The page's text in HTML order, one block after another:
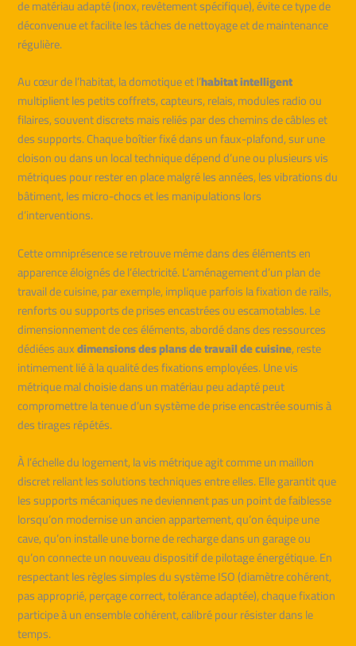
de matériau adapté (inox, revêtement spécifique), évite ce type de
déconvenue et facilite les tâches de nettoyage et de maintenance
régulière.
Au cœur de l’habitat, la domotique et l’habitat intelligent
multiplient les petits coffrets, capteurs, relais, modules radio ou
filaires, souvent discrets mais reliés par des chemins de câbles et
des supports. Chaque boîtier fixé dans un faux-plafond, sur une
cloison ou dans un local technique dépend d’une ou plusieurs vis
métriques pour rester en place malgré les années, les vibrations du
bâtiment, les micro-chocs et les manipulations lors
d’interventions.
Cette omniprésence se retrouve même dans des éléments en
apparence éloignés de l’électricité. L’aménagement d’un plan de
travail de cuisine, par exemple, implique parfois la fixation de rails,
renforts ou supports de prises encastrées ou escamotables. Le
dimensionnement de ces éléments, abordé dans des ressources
dédiées auxdimensions des plans de travail de cuisine, reste
intimement lié à la qualité des fixations employées. Une vis
métrique mal choisie dans un matériau peu adapté peut
compromettre la tenue d’un système de prise encastrée soumis à
des tirages répétés.
À l’échelle du logement, la vis métrique agit comme un maillon
discret reliant les solutions techniques entre elles. Elle garantit que
les supports mécaniques ne deviennent pas un point de faiblesse
lorsqu’on modernise un ancien appartement, qu’on équipe une
cave, qu’on installe une borne de recharge dans un garage ou
qu’on connecte un nouveau dispositif de pilotage énergétique. En
respectant les règles simples du système ISO (diamètre cohérent,
pas approprié, perçage correct, tolérance adaptée), chaque fixation
participe à un ensemble cohérent, calibré pour résister dans le
temps.